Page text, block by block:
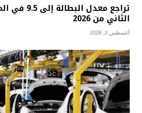
تراجع معدل
الثاني من 2026
أغسطس 3, 2026